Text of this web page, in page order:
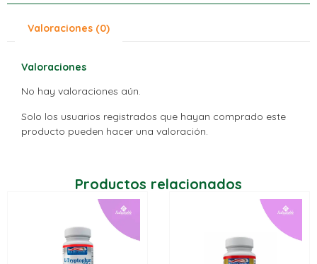
Valoraciones (0)
Valoraciones
No hay valoraciones aún.
Solo los usuarios registrados que hayan comprado este
producto pueden hacer una valoración.
Productos relacionados